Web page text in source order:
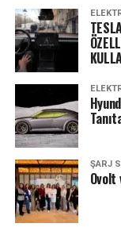
ŞARJ
Ovolt